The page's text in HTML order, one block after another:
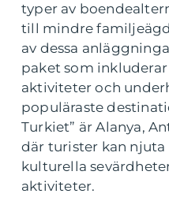
typer av
till mindre
av dessa
paket som
aktiviteter och
populäraste
Turkiet” är Alanya,
där turister kan njuta
kulturella
aktiviteter.